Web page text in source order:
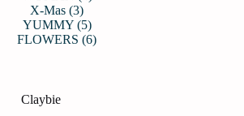
X-Mas 33
ürün
YUMMY 55
ürün
FLOWERS 66
Claybie